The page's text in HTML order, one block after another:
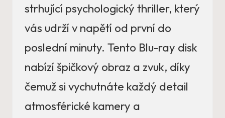
strhující psychologický thriller, který
vás udrží v napětí od první do
poslední minuty. Tento Blu-ray disk
nabízí špičkový obraz a zvuk, díky
čemuž si vychutnáte každý detail
atmosférické kamery a